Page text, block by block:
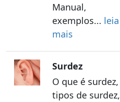
Manual,
exemplos... leia
mais
Surdez
O que é surdez,
tipos de surdez,